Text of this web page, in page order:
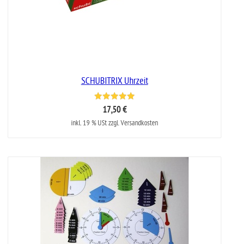
SCHUBITRIX Uhrzeit
17,50 €
inkl. 19 % USt zzgl. Versandkosten